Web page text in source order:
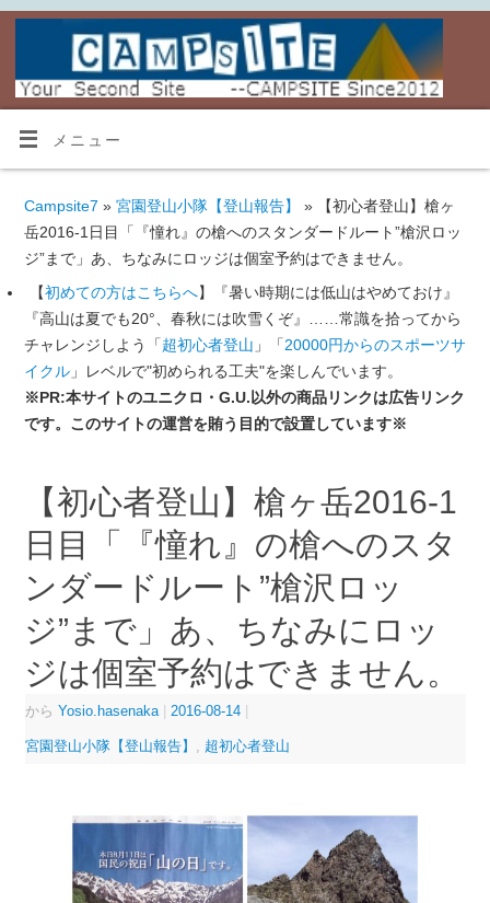
メニュー
Campsite7 » 宮園登山小隊【登山報告】
» 【初心者登山】槍ヶ
岳2016-1日目「『憧れ』の槍へのスタンダードルート”槍沢ロッ
ジ”まで」あ、ちなみにロッジは個室予約はできません。
【初めての方はこちらへ】『暑い時期には低山はやめておけ』
『高山は夏でも20°、春秋には吹雪くぞ』……常識を拾ってから
チャレンジしよう「超初心者登山 」「20000円からのスポーツサ
イクル」レベルで"初められる工夫"を楽しんでいます。
※PR:本サイトのユニクロ・G.U.以外の商品リンクは広告リンク
です。このサイトの運営を賄う目的で設置しています※
【初心者登山】槍ヶ岳2016-1
日目「『憧れ』の槍へのスタ
ンダードルート”槍沢ロッ
ジ”まで」あ、ちなみにロッ
ジは個室予約はできません。
から Yosio.hasenaka 2016-08-14
宮園登山小隊【登山報告】 超初心者登山